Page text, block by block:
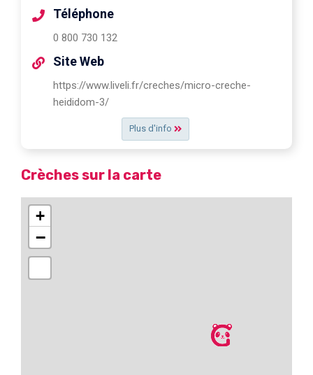
Plus d'info
Téléphone
0 800 730 132
Site Web
https://www.liveli.fr/creches/micro-creche-
heididom-3/
Crèches sur la carte
+
−